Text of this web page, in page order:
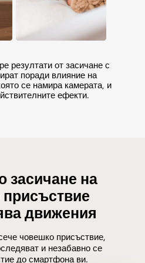
резултати от засичане с
поради влияние на
се намира камерата, и
ефекти.
засичане на
движения
човешко присъствие,
и незабавно се
до смартфона ви.